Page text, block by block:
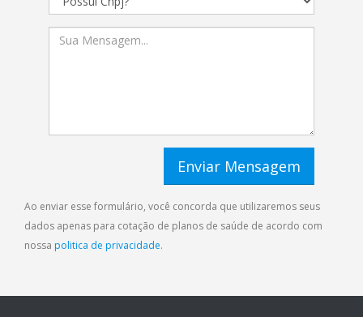
Ao enviar esse formulário, você concorda que utilizaremos seus
dados apenas para cotação de planos de saúde de acordo com
nossa politica de privacidade.